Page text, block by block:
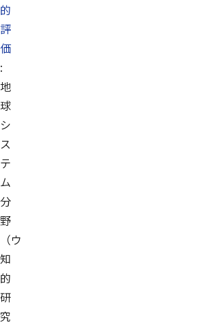
的
評
価
:
地
球
シ
ス
テ
ム
分
野
（ウ
知
的
研
究